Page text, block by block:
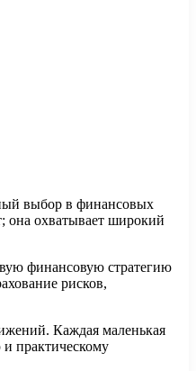
выбор в финансовых
она охватывает широкий
финансовую стратегию
рисков,
Каждая маленькая
и практическому